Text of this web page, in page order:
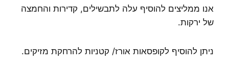
אנו ממליצים להוסיף עלה לתבשילים, קדירות והחמצה
של ירקות.
ניתן להוסיף לקופסאות אורז/ קטניות להרחקת מזיקים.